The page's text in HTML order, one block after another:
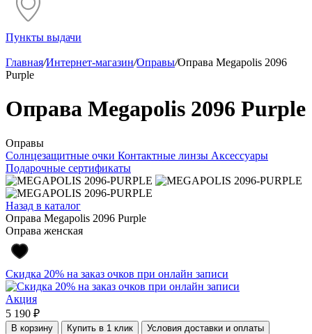
Пункты выдачи
Главная/Интернет-магазин/Оправы/Оправа Megapolis 2096
Purple
Оправа Megapolis 2096 Purple
Оправы
Солнцезащитные очки Контактные линзы Аксессуары
Подарочные сертификаты
Назад в каталог
Оправа Megapolis 2096 Purple
Оправа женская
Скидка 20% на заказ очков при онлайн записи
Акция
5 190 ₽
В корзину Купить в 1 клик Условия доставки и оплаты